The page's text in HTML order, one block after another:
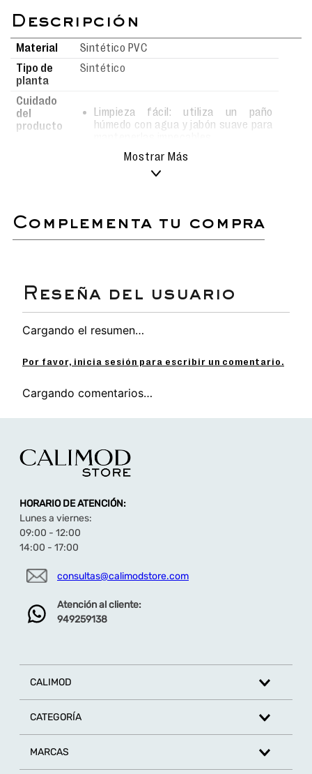
Sandalia flip flopversátil y cómoda, perfecta
Detalles cuidadosamente elaborados en las
Planta ultraligera, suave y flexible, diseñada
para ofrecer confort y flexibilidad en cada
y mayor estabilidad al caminar.
Materiales resistentes y de alta calidad,
ideales para un uso prolongado y duradero.
Combínalas fácilmente con looks casuales,
Material
Sintético PVC
Tipo de
planta
Sintético
Cuidado
del
producto
Limpieza fácil: utiliza un paño
húmedo con agua y jabón suave para
Realiza la limpieza con movimientos
delicados para evitar rayar o dañar la
Secado natural: deja que las
sandalias se sequen al aire libre,
cerdas suaves para eliminar
suciedad acumulada en detalles o
costuras.
Ideal para prolongar la vida útil y
conservar su apariencia como
Mostrar Más
complementa tu compra
Cargando el resumen…
Por favor, inicia sesión para escribir un comentario.
Cargando comentarios…
HORARIO DE ATENCIÓN:
Lunes a viernes:
09:00 - 12:00
14:00 - 17:00
consultas@calimodstore.com
Atención al cliente:
949259138
CALIMOD
CATEGORÍA
MARCAS